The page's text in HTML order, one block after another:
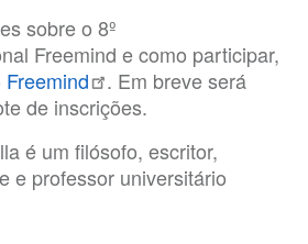
sobre o 8º
Freemind e como participar,
Freemind
. Em breve será
de inscrições.
é um filósofo, escritor,
e professor universitário